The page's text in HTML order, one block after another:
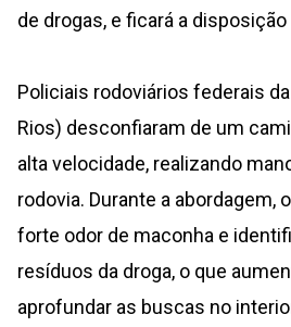
de drogas, e ficará a
Policiais rodoviários federais
Rios) desconfiaram de um
alta velocidade, realizando
rodovia. Durante a abordagem,
forte odor de maconha e
resíduos da droga, o que
aprofundar as buscas no